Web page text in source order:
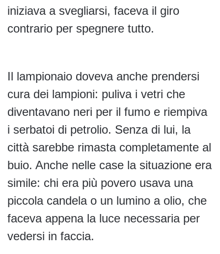
iniziava a svegliarsi, faceva il giro
contrario per spegnere tutto.
Il lampionaio doveva anche prendersi
cura dei lampioni: puliva i vetri che
diventavano neri per il fumo e riempiva
i serbatoi di petrolio. Senza di lui, la
città sarebbe rimasta completamente al
buio. Anche nelle case la situazione era
simile: chi era più povero usava una
piccola candela o un lumino a olio, che
faceva appena la luce necessaria per
vedersi in faccia.